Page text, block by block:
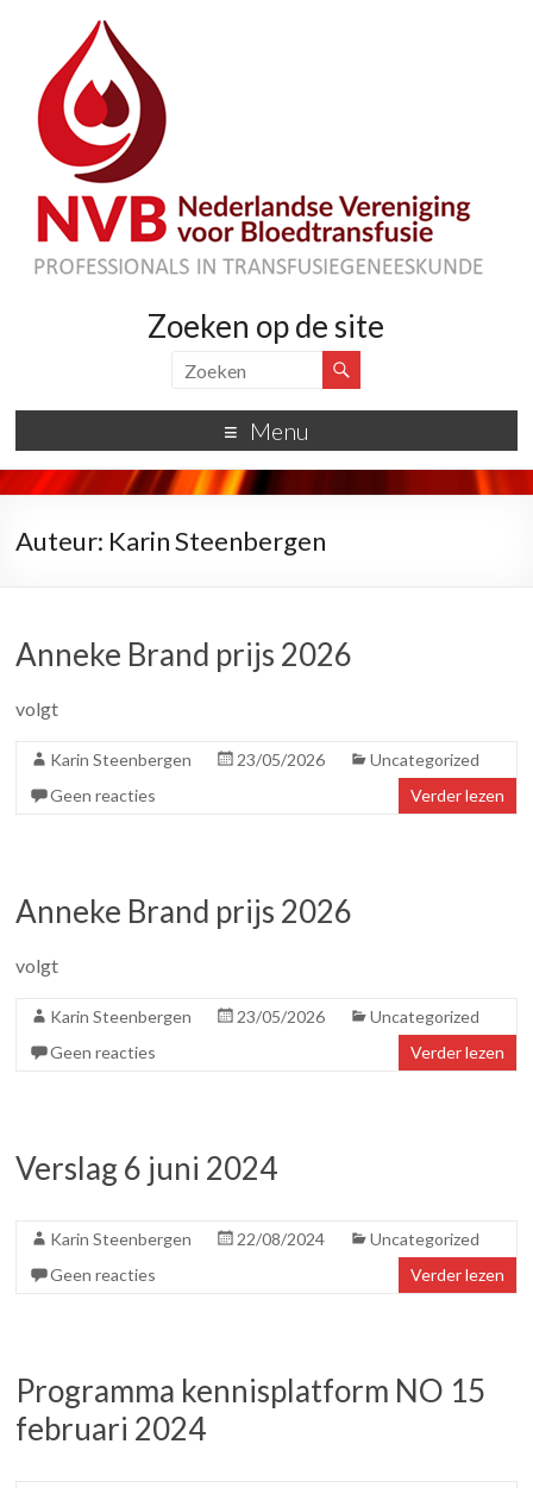
Zoeken op de site
Menu
Auteur: Karin Steenbergen
Anneke Brand prijs 2026
volgt
Karin Steenbergen 23/05/2026
Uncategorized
Geen reacties
Verder lezen
Anneke Brand prijs 2026
volgt
Karin Steenbergen 23/05/2026
Uncategorized
Geen reacties
Verder lezen
Verslag 6 juni 2024
Karin Steenbergen 22/08/2024
Uncategorized
Geen reacties
Verder lezen
Programma kennisplatform NO 15
februari 2024